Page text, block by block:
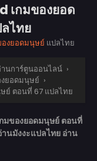
เกมของยอด
ไทย
งยอดมนุษย์แปลไทย
นการ์ตูนออนไลน์ ›
ยอดมนุษย์ ›
ย์ ตอนที่ 67 แปลไทย
ของยอดมนุษย์ ตอนที่
นมังงะแปลไทย อ่าน